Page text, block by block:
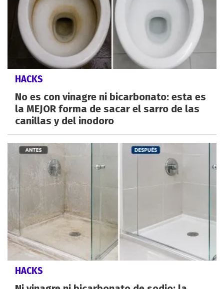
HACKS
No es con vinagre ni bicarbonato: esta es
la MEJOR forma de sacar el sarro de las
canillas y del inodoro
HACKS